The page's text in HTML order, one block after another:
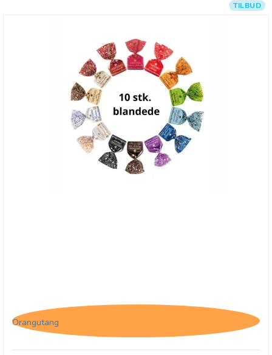
TILBUD
Orangutang